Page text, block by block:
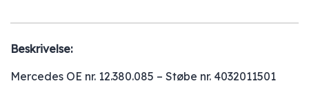
Beskrivelse:
Mercedes OE nr. 12.380.085 – Støbe nr. 4032011501